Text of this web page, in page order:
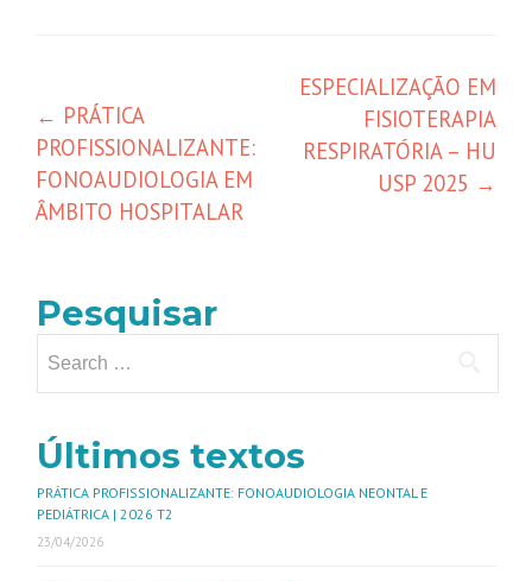
← PRÁTICA
PROFISSIONALIZANTE:
FONOAUDIOLOGIA EM
ÂMBITO HOSPITALAR
ESPECIALIZAÇÃO EM
FISIOTERAPIA
RESPIRATÓRIA – HU
USP 2025 →
Pesquisar
Últimos textos
PRÁTICA PROFISSIONALIZANTE: FONOAUDIOLOGIA NEONTAL E
PEDIÁTRICA | 2026 T2
23/04/2026